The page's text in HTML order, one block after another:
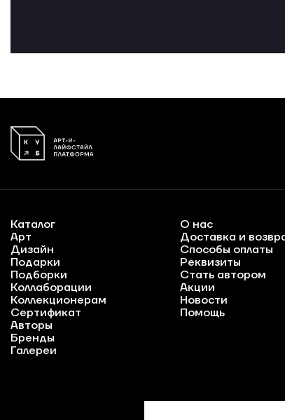
Каталог
Арт
Дизайн
Подарки
Подборки
Коллаборации
Коллекционерам
Сертификат
Авторы
Бренды
Галереи
О нас
Доставка и
Способы оплаты
Реквизиты
Стать автором
Акции
Новости
Помощь